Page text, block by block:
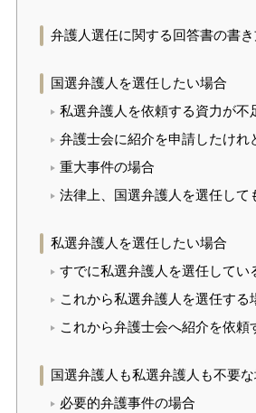
弁護人選任に関する回答書の書
国選弁護人を選任したい場合
私選弁護人を依頼する資力が不
弁護士会に紹介を申請したけれ
重大事件の場合
法律上、国選弁護人を選任して
私選弁護人を選任したい場合
すでに私選弁護人を選任してい
これから私選弁護人を選任する
これから弁護士会へ紹介を依頼
国選弁護人も私選弁護人も不要
必要的弁護事件の場合